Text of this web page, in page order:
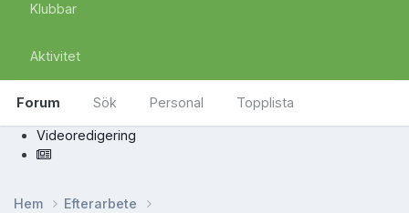
Forum Sök Personal Topplista
Klubbar
Aktivitet
Videoredigering
Hem
Efterarbete